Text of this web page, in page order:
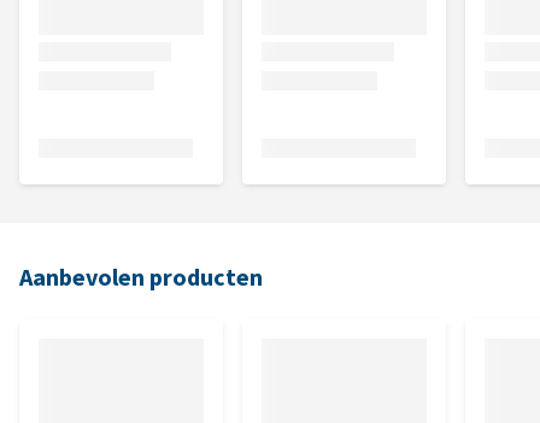
Aanbevolen producten